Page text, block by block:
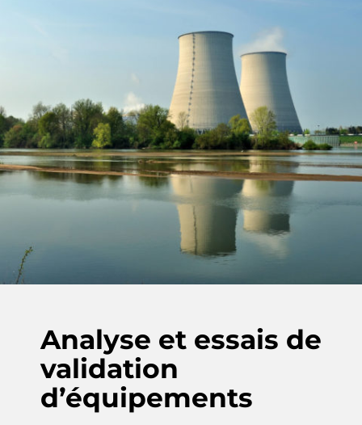
Analyse et essais de
validation
d’équipements